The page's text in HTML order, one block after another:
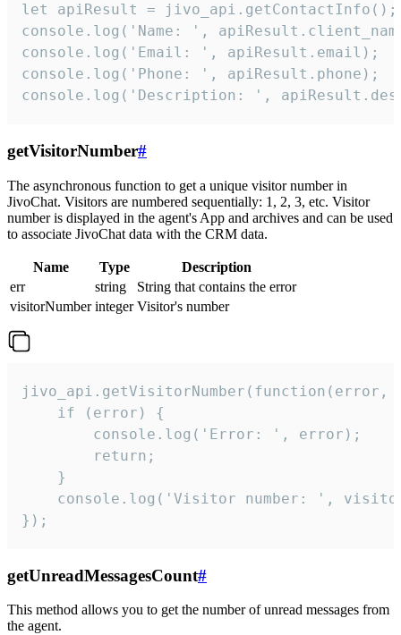
let apiResult = jivo_api.getContactInfo();
console.log('Name: ',
console.log('Email: ', apiResult.email);
console.log('Phone: ', apiResult.phone);
console.log('Description: ',
getVisitorNumber#
The asynchronous function to get a unique visitor number in
JivoChat. Visitors are numbered sequentially: 1, 2, 3, etc. Visitor
number is displayed in the agent's App and archives and can be used
to associate JivoChat data with the CRM data.
Name Type
Description
err
string
String that contains the error
visitorNumber integer Visitor's number
jivo_api.getVisitorNumber(function(error,
    if (error) {
        console.log('Error: ', error);
        return;
    }
console.log('Visitor number: ',
});
getUnreadMessagesCount#
This method allows you to get the number of unread messages from
the agent.